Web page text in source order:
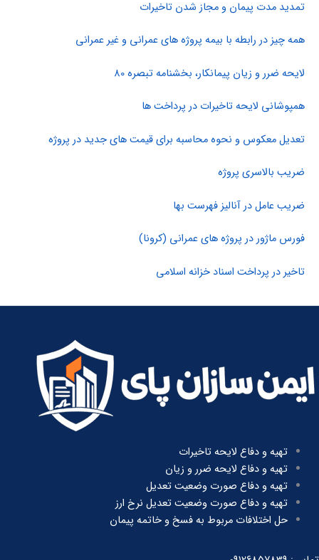
تمدید مدت پیمان و مجاز شدن تاخیرات
همه چیز در رابطه با بیمه پروژه های عمرانی و غیر عمرانی
لایحه ضرر و زیان پیمانکار، بخشنامه تبصره 80
همپوشانی لایحه تاخیرات در پرداخت ها
تعدیل معکوس و نحوه محاسبه برای قیمت های جدید در پروژه
ضریب بالاسری پروژه
ضریب عامل در آنالیز فهرست بها
فورس ماژور در پروژه های عمرانی (کرونا)
تاخیر در پرداخت اسناد خزانه اسلامی
تهیه و دفاع لایحه تاخیرات
تهیه و دفاع لایحه ضرر و زیان
تهیه و دفاع صورت وضعیت تعدیل
تهیه و دفاع صورت وضعیت تعدیل نرخ ارز
حل اختلافات مربوط به فسخ و خاتمه پیمان